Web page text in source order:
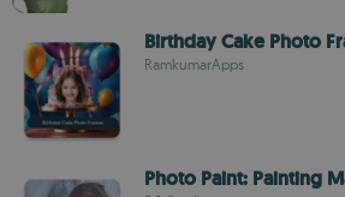
Birthday Cake Photo
RamkumarApps
Photo Paint: Painting